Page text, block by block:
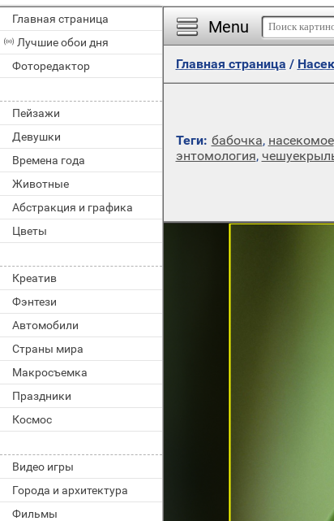
Главная страница
Лучшие обои дня
Фоторедактор
Пейзажи
Девушки
Времена года
Животные
Абстракция и графика
Цветы
Креатив
Фэнтези
Автомобили
Страны мира
Макросъемка
Праздники
Космос
Видео игры
Города и архитектура
Фильмы
Menu
Главная страница /
Теги: бабочка, насекомое
энтомология,